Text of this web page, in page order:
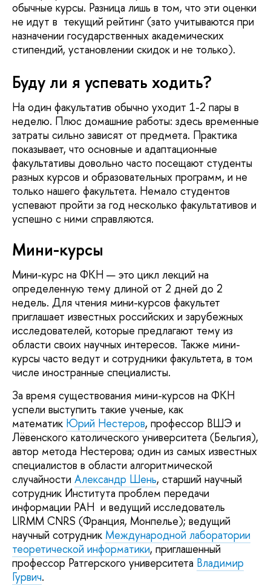
обычные курсы. Разница лишь в том, что эти оценки
не идут в текущий рейтинг (зато учитываются при
назначении государственных академических
стипендий, установлении скидок и не только).
Буду ли я успевать ходить?
На один факультатив обычно уходит 1-2 пары в
неделю. Плюс домашние работы: здесь временные
затраты сильно зависят от предмета. Практика
показывает, что основные и адаптационные
факультативы довольно часто посещают студенты
разных курсов и образовательных программ, и не
только нашего факультета. Немало студентов
успевают пройти за год несколько факультативов и
успешно с ними справляются.
Мини-курсы
Мини-курс на ФКН — это цикл лекций на
определенную тему длиной от 2 дней до 2
недель. Для чтения мини-курсов факультет
приглашает известных российских и зарубежных
исследователей, которые предлагают тему из
области своих научных интересов. Также мини-
курсы часто ведут и сотрудники факультета, в том
числе иностранные специалисты.
За время существования мини-курсов на ФКН
успели выступить такие ученые, как
математик Юрий Нестеров, профессор ВШЭ и
Лёвенского католического университета (Бельгия),
автор метода Нестерова; один из самых известных
специалистов в области алгоритмической
случайности Александр Шень, старший научный
сотрудник Института проблем передачи
информации РАН и ведущий исследователь
LIRMM CNRS (Франция, Монпелье); ведущий
научный сотрудник Международной лаборатории
теоретической информатики, приглашенный
профессор Ратгерского университета Владимир
Гурвич.